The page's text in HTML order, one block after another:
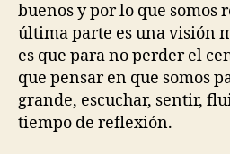
buenos y por lo que somos
última parte es una visión
es que para no perder el
que pensar en que somos
grande, escuchar, sentir,
tiempo de reflexión.